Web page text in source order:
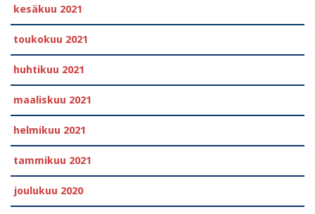
kesäkuu 2021
toukokuu 2021
huhtikuu 2021
maaliskuu 2021
helmikuu 2021
tammikuu 2021
joulukuu 2020